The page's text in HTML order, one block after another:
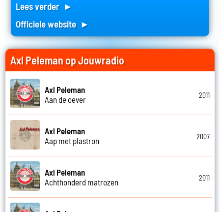
Lees verder ►
Officiele website ►
Axl Peleman op Jouwradio
Axl Peleman
Aan de oever
2011
Axl Peleman
Aap met plastron
2007
Axl Peleman
Achthonderd matrozen
2011